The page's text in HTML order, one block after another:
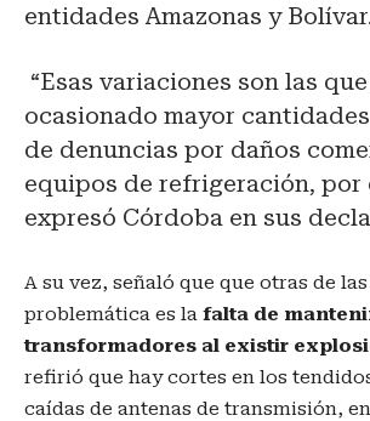
entidades Amazonas y
“Esas variaciones son las
ocasionado mayor cantidades
de denuncias por daños
equipos de refrigeración, por
expresó Córdoba en sus
A su vez, señaló que que otras de
problemática es la falta de
transformadores al existir
refirió que hay cortes en los
caídas de antenas de transmisión,